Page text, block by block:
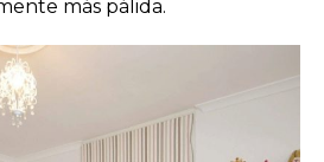
más pálida.